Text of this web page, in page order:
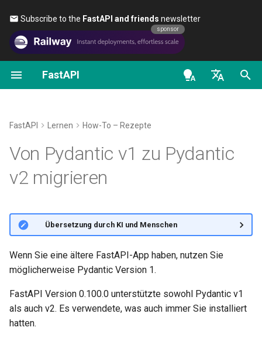
Subscribe to the FastAPI and friends newsletter 🎉
sponsor
FastAPI
de - Deutsch
es - español
ko - 한국어
pt - português
ru - русский язык
tr - Türkçe
uk - українська мова
Erste Schritte
Requestbody
Pfad-Parameter und
Validierung von Zahlen
Body – Mehrere Parameter
Klassen als
Pfadoperation-
Sicherheit – Erste Schritte
Password und Bearer
Daten streamen
Konfiguration der
Zusätzliche Statuscodes
Benutzerdefinierte Response
– HTML, Stream, Datei,
andere
Zusätzliche Responses in
OpenAPI
OAuth2-Scopes
Über FastAPI-Versionen
Einen Server manuell
ausführen
FastAPI bei Cloudanbietern
deployen
Workern
FastAPI in Containern –
Offizieller Leitfaden
Pydantic v1 in v2
Pydantic v1 und v2 in derselben
App
In Schritten migrieren
FastAPI class
UploadFile class
Dependencies - Depends()
and Security()
Background Tasks -
BackgroundTasks
OpenAPI docs
FastAPI People
Translations
External Links
FastAPI and friends
newsletter
Alternativen, Inspiration und
Geschichte, Design und
Benchmarks
FastAPI Lernen How-To – Rezepte
Von Pydantic v1 zu Pydantic
v2 migrieren
🌐 Übersetzung durch KI und Menschen
Wenn Sie eine ältere FastAPI-App haben, nutzen Sie
möglicherweise Pydantic Version 1.
FastAPI Version 0.100.0 unterstützte sowohl Pydantic v1
als auch v2. Es verwendete, was auch immer Sie installiert
hatten.